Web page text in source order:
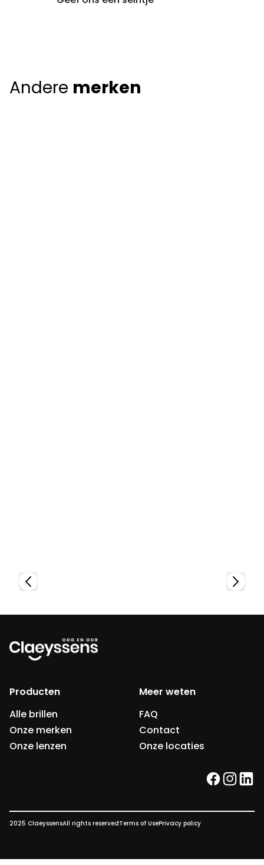
Andere merken
Producten
Alle brillen
Onze merken
Onze lenzen
Meer weten
FAQ
Contact
Onze locaties
facebook
2025 ClaeyssensAll rights reservedTerms of UsePrivacy policy